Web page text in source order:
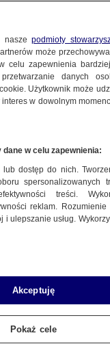
amfetaminę
naszepodmioty
może
celu zapewnienia
danych
Użytkownik może
w dowolnym
w celu zapewnienia:
lub dostęp do nich.
spersonalizowanych
treści.
reklam.
i ulepszanie usług.
Akceptuję
Pokaż cele